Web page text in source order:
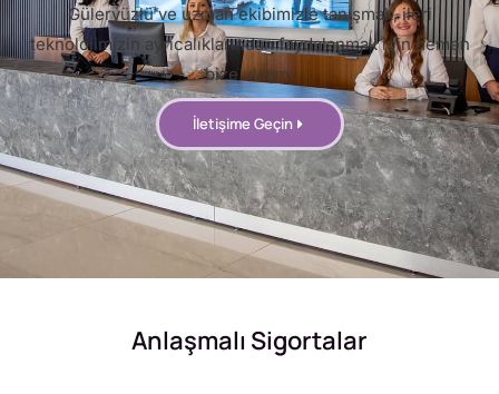
Güleryüzlü ve uzman ekibimizle tanışmak, ileri
teknolojimizin ayrıcalıklarından faydalanmak için hemen
bize ulaşın.
İletişime Geçin
Anlaşmalı Sigortalar